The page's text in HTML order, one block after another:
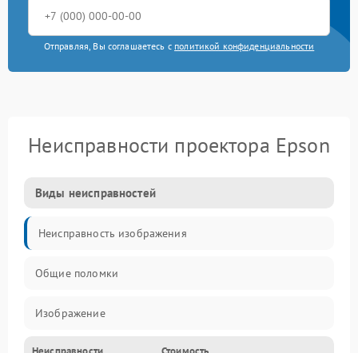
Отправляя, Вы соглашаетесь с политикой конфиденциальности
Неисправности проектора Epson
Виды неисправностей
Неисправность изображения
Общие поломки
Изображение